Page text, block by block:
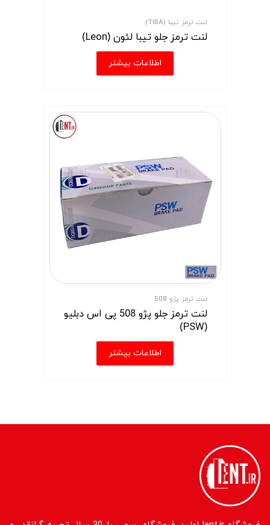
لنت ترمز تیبا (TIBA)
لنت ترمز جلو تیبا لئون (Leon)
اطلاعات بیشتر
لنت ترمز پژو 508
لنت ترمز جلو پژو 508 پی اس دبلیو
(PSW)
اطلاعات بیشتر